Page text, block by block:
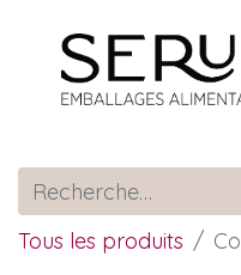
Tous les produits